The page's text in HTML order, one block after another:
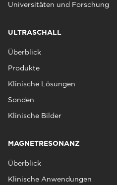
Universitäten und Forschung
ULTRASCHALL
Überblick
Produkte
Klinische Lösungen
Sonden
Klinische Bilder
MAGNETRESONANZ
Überblick
Klinische Anwendungen